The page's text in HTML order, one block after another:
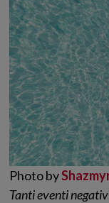
Photo by
Tanti eventi